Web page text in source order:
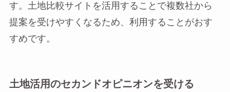
す。土地比較サイトを活用することで複数社から
提案を受けやすくなるため、利用することがおす
すめです。
土地活用のセカンドオピニオンを受ける